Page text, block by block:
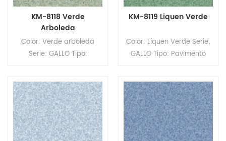
KM-8118 Verde
Arboleda
Color: Verde arboleda
Serie: GALLO Tipo:
Tamaño: 2,0 mm
(espesor) x 2,0 m (ancho)
x 20 m (largo). Superficie:
revestimiento PUR
KM-8119 Liquen Verde
Color: Liquen Verde Serie:
GALLO Tipo: Pavimento
2,0 mm (espesor) x 2,0 m
(ancho) x 20 m (largo).
Superficie: revestimiento
PUR